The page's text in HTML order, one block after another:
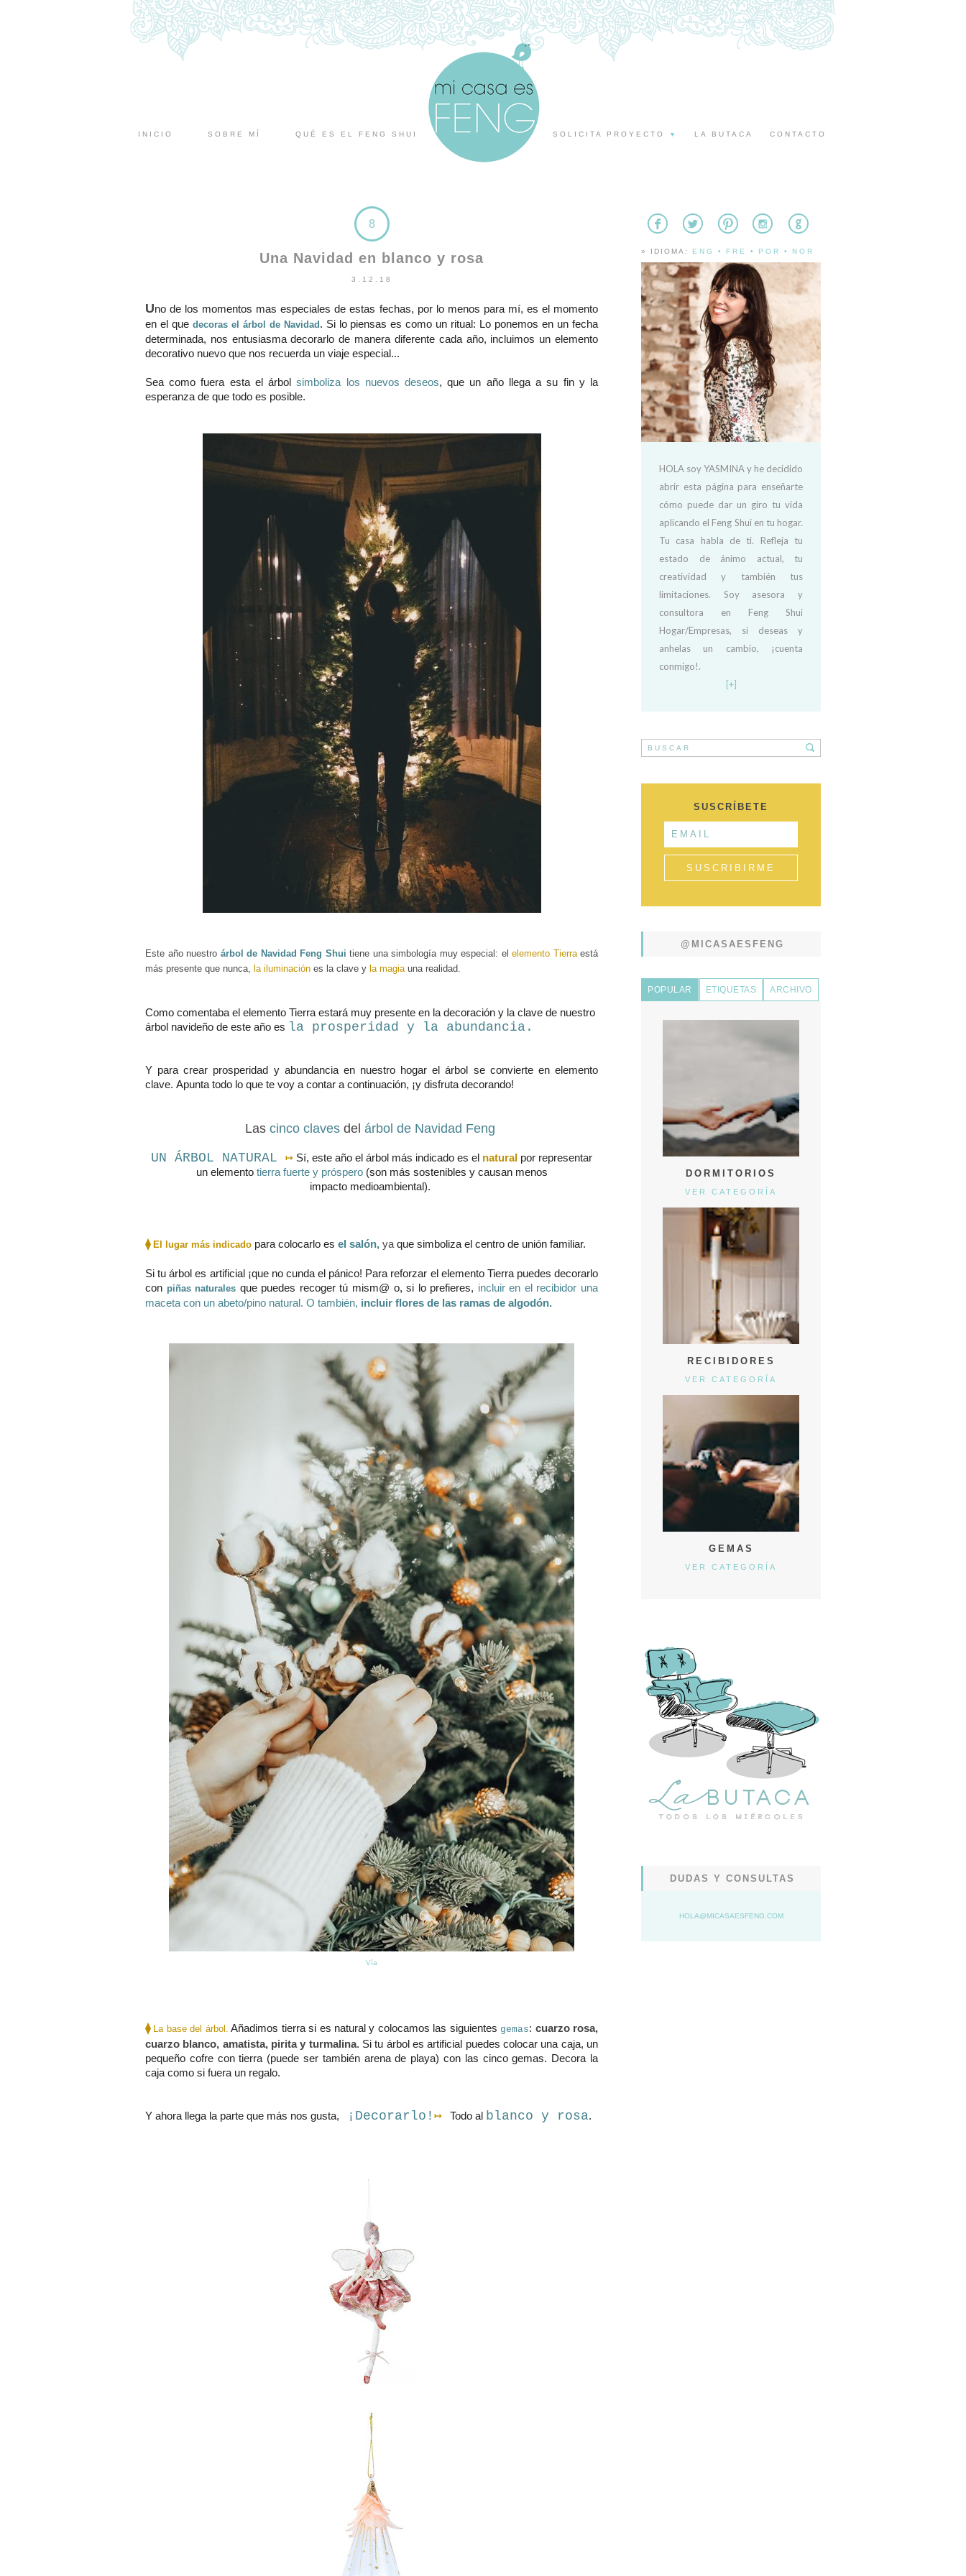
INICIO SOBRE MÍ QUÉ ES EL FENG SHUI SOLICITA PROYECTO ▼ LA BUTACA CONTACTO
8
Una Navidad en blanco y rosa
3.12.18
Uno de los momentos mas especiales de estas fechas, por lo menos para mí, es el momento
en el que decoras el árbol de Navidad . Si lo piensas es como un ritual: Lo ponemos en un fecha
determinada, nos entusiasma decorarlo de manera diferente cada año, incluimos un elemento
decorativo nuevo que nos recuerda un viaje especial...
Sea como fuera esta el árbolsimboliza los nuevos deseos, que un año llega a su fin y la
esperanza de que todo es posible.
Este año nuestro árbol de Navidad Feng Shui tiene una simbología muy especial: el elemento Tierraestá
más presente que nunca, la iluminación es la clave y la magiauna realidad.
Como comentaba el elemento Tierra estará muy presente en la decoración y la clave de nuestro
árbol navideño de este año es la prosperidad y la abundancia.
Y para crear prosperidad y abundancia en nuestro hogar el árbol se convierte en elemento
clave. Apunta todo lo que te voy a contar a continuación, ¡y disfruta decorando!
Las cinco claves del árbol de Navidad Feng
UN ÁRBOL NATURAL ↦ Sí, este año el árbol más indicado es el natural por representar
un elemento tierra fuerte y próspero(son más sostenibles y causan menos
impacto medioambiental).
⧫ El lugar más indicado para colocarlo es el salón, ya que simboliza el centro de unión familiar.
Si tu árbol es artificial ¡que no cunda el pánico! Para reforzar el elemento Tierra puedes decorarlo
con piñas naturales que puedes recoger tú mism@ o, si lo prefieres, incluir en el recibidor una
maceta con un abeto/pino natural. O también, incluir flores de las ramas de algodón.
Vía
⧫ La base del árbol. Añadimos tierra si es natural y colocamos las siguientes gemas: cuarzo rosa,
cuarzo blanco, amatista, pirita y turmalina. Si tu árbol es artificial puedes colocar una caja, un
pequeño cofre con tierra (puede ser también arena de playa) con las cinco gemas. Decora la
caja como si fuera un regalo.
Y ahora llega la parte que más nos gusta, ¡Decorarlo! ↦ Todo al blanco y rosa.
» IDIOMA: ENG • FRE • POR • NOR
HOLA soy YASMINA y he decidido
abrir esta página para enseñarte
cómo puede dar un giro tu vida
aplicando el Feng Shui en tu hogar.
Tu casa habla de ti. Refleja tu
estado de ánimo actual, tu
creatividad y también tus
limitaciones. Soy asesora y
consultora en Feng Shui
Hogar/Empresas, si deseas y
anhelas un cambio, ¡cuenta
conmigo!.
[+]
SUSCRÍBETE
@MICASAESFENG
POPULAR ETIQUETAS ARCHIVO
DORMITORIOS
VER CATEGORÍA
RECIBIDORES
VER CATEGORÍA
GEMAS
VER CATEGORÍA
DUDAS Y CONSULTAS
HOLA@MICASAESFENG.COM